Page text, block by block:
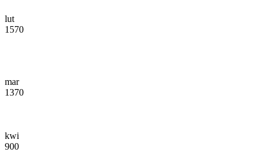
lut
1570
mar
1370
kwi
900